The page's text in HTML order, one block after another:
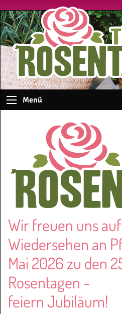
Menü
Wir freuen uns
Wiedersehen an
Mai 2026 zu den
feiern Jubiläum!